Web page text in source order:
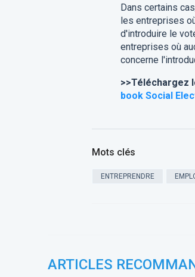
Dans certains
les entreprises
d'introduire le
entreprises où
concerne
>>Téléchargez
book Social
Mots clés
ENTREPRENDRE
ARTICLES